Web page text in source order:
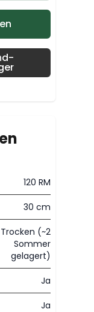
120 RM
30 cm
Trocken (~2
Sommer
gelagert)
Ja
Ja